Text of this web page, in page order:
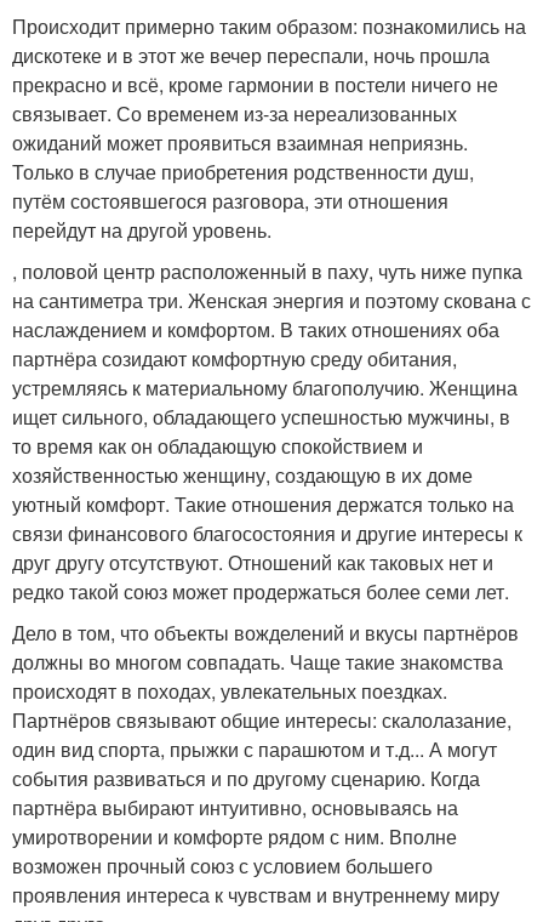
Происходит примерно таким образом: познакомились на
дискотеке и в этот же вечер переспали, ночь прошла
прекрасно и всё, кроме гармонии в постели ничего не
связывает. Со временем из-за нереализованных
ожиданий может проявиться взаимная неприязнь.
Только в случае приобретения родственности душ,
путём состоявшегося разговора, эти отношения
перейдут на другой уровень.
, половой центр расположенный в паху, чуть ниже пупка
на сантиметра три. Женская энергия и поэтому скована с
наслаждением и комфортом. В таких отношениях оба
партнёра созидают комфортную среду обитания,
устремляясь к материальному благополучию. Женщина
ищет сильного, обладающего успешностью мужчины, в
то время как он обладающую спокойствием и
хозяйственностью женщину, создающую в их доме
уютный комфорт. Такие отношения держатся только на
связи финансового благосостояния и другие интересы к
друг другу отсутствуют. Отношений как таковых нет и
редко такой союз может продержаться более семи лет.
Дело в том, что объекты вожделений и вкусы партнёров
должны во многом совпадать. Чаще такие знакомства
происходят в походах, увлекательных поездках.
Партнёров связывают общие интересы: скалолазание,
один вид спорта, прыжки с парашютом и т.д... А могут
события развиваться и по другому сценарию. Когда
партнёра выбирают интуитивно, основываясь на
умиротворении и комфорте рядом с ним. Вполне
возможен прочный союз с условием большего
проявления интереса к чувствам и внутреннему миру